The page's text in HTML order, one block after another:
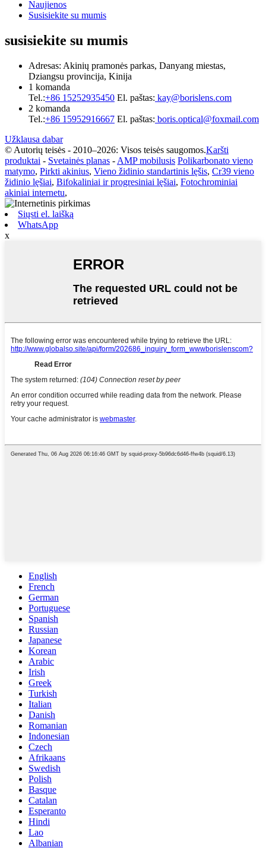
Naujienos
Susisiekite su mumis
susisiekite su mumis
Adresas: Akinių pramonės parkas, Danyang miestas,
Dziangsu provincija, Kinija
1 komanda
Tel.:+86 15252935450 El. paštas: kay@borislens.com
2 komanda
Tel.:+86 15952916667 El. paštas: boris.optical@foxmail.com
Užklausa dabar
© Autorių teisės - 2010–2026: Visos teisės saugomos.Karšti
produktai - Svetainės planas - AMP mobilusis Polikarbonato vieno
matymo, Pirkti akinius, Vieno židinio standartinis lęšis, Cr39 vieno
židinio lęšiai, Bifokaliniai ir progresiniai lęšiai, Fotochrominiai
akiniai internetu,
Siųsti el. laišką
WhatsApp
x
English
French
German
Portuguese
Spanish
Russian
Japanese
Korean
Arabic
Irish
Greek
Turkish
Italian
Danish
Romanian
Indonesian
Czech
Afrikaans
Swedish
Polish
Basque
Catalan
Esperanto
Hindi
Lao
Albanian